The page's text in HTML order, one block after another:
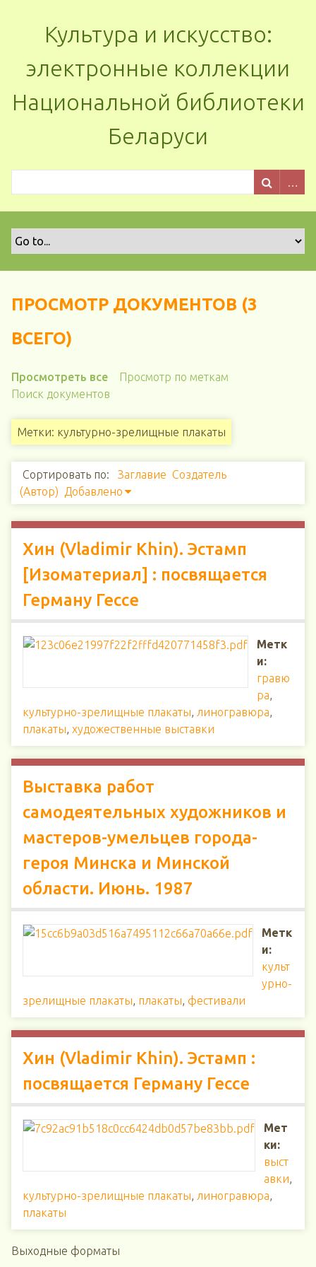
Культура и искусство:
электронные коллекции
Национальной библиотеки
Беларуси
ПРОСМОТР ДОКУМЕНТОВ (3
ВСЕГО)
Просмотреть все
Просмотр по меткам
Поиск документов
Метки: культурно-зрелищные плакаты
Сортировать по: Заглавие Создатель
(Автор)
Добавлено
Хин (Vladimir Khin). Эстамп
[Изоматериал] : посвящается
Герману Гессе
Метк
и:
гравю
ра,
культурно-зрелищные плакаты, линогравюра,
плакаты, художественные выставки
Выставка работ
самодеятельных художников и
мастеров-умельцев города-
героя Минска и Минской
области. Июнь. 1987
Метк
и:
культ
урно-
зрелищные плакаты, плакаты, фестивали
Хин (Vladimir Khin). Эстамп :
посвящается Герману Гессе
Мет
ки:
выст
авки,
культурно-зрелищные плакаты, линогравюра,
плакаты
Выходные форматы